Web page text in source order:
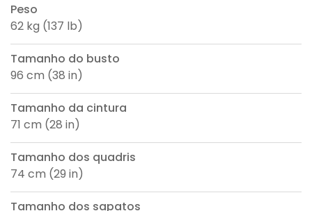
Peso
62 kg (137 lb)
Tamanho do busto
96 cm (38 in)
Tamanho da cintura
71 cm (28 in)
Tamanho dos quadris
74 cm (29 in)
Tamanho dos sapatos